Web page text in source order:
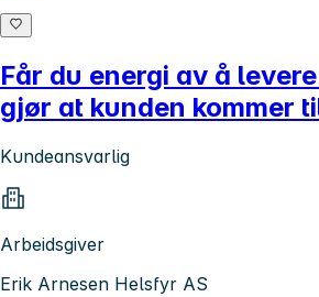
Får du energi av å
gjør at kunden kommer
Kundeansvarlig
Arbeidsgiver
Erik Arnesen Helsfyr AS